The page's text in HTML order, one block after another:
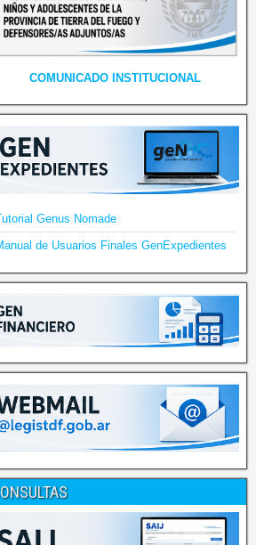
COMUNICADO INSTITUCIONAL
Genus Nomade
de Usuarios Finales GenExpedientes